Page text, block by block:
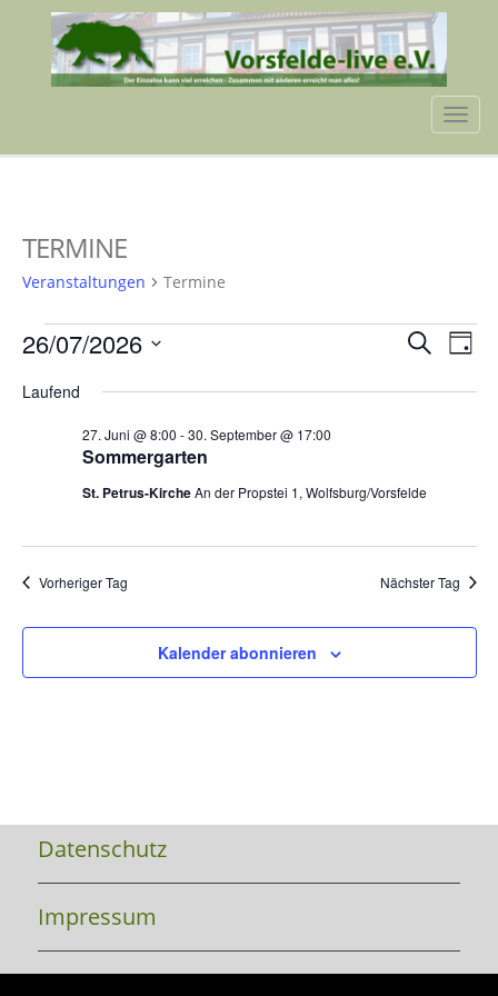
TERMINE
Veranstaltungen Termine
VERANSTALTUNGEN
FÜR
2026
SucheTag
26/07/2026
wählen.
Laufend
Sommergarten
27. Juni @ 8:00 -30. September @ 17:00
St. Petrus-KircheAn der Propstei 1, Wolfsburg/Vorsfelde
Vorheriger Tag Nächster Tag
Kalender abonnieren
Datenschutz
Impressum